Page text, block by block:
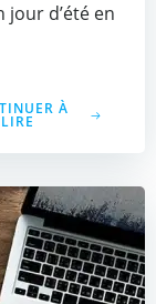
d’été en
À
LIRE